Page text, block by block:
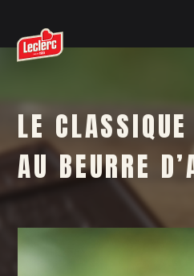
LE
AU BEURRE